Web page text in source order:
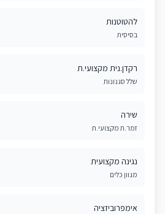
להטוטנות
בסיסית
רקדן.נית מקצועי.ת
שלל סגנונות
שירה
זמר.ת מקצועי.ת
נגינה מקצועית
מגוון כלים
אימפרוביזציה